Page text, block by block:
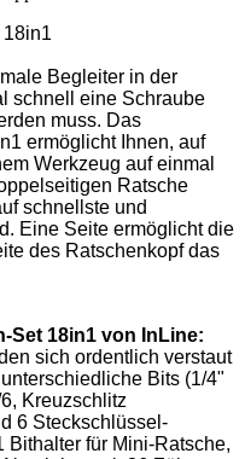
18in1
Begleiter in der
schnell eine Schraube
muss. Das
ermöglicht Ihnen, auf
Werkzeug auf einmal
Ratsche
schnellste und
Eine Seite ermöglicht die
des Ratschenkopf das
Set 18in1 von InLine:
sich ordentlich verstaut
Bits (1/4"
Kreuzschlitz
6 Steckschlüssel-
Bithalter für Mini-Ratsche,